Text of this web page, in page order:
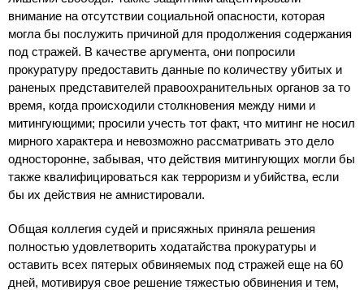
внимание на отсутствии социальной опасности, которая
могла бы послужить причиной для продолжения содержания
под стражей. В качестве аргумента, они попросили
прокуратуру предоставить данные по количеству убитых и
раненых представителей правоохранительных органов за то
время, когда происходили столкновения между ними и
митингующими; просили учесть тот факт, что митинг не носил
мирного характера и невозможно рассматривать это дело
односторонне, забывая, что действия митингующих могли бы
также квалифицироваться как терроризм и убийства, если
бы их действия не амнистировали.
Общая коллегия судей и присяжных приняла решения
полностью удовлетворить ходатайства прокуратуры и
оставить всех пятерых обвиняемых под стражей еще на 60
дней, мотивируя свое решение тяжестью обвинения и тем,